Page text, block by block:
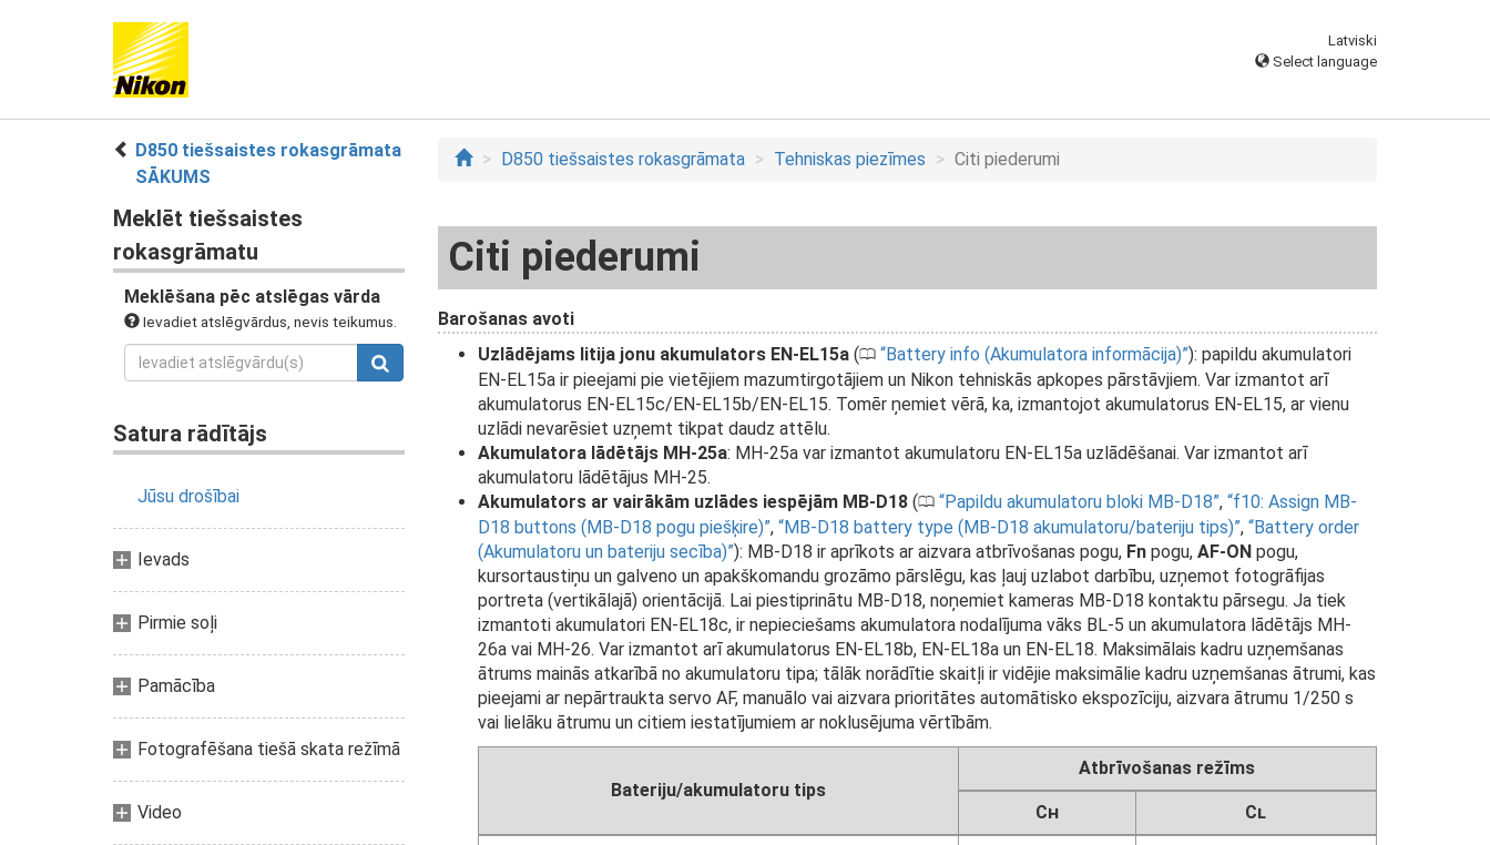
Latviski
Select language
D850 tiešsaistes rokasgrāmata
SĀKUMS
Meklēt tiešsaistes
rokasgrāmatu
Meklēšana pēc atslēgas vārda
Ievadiet atslēgvārdus, nevis teikumus.
Satura rādītājs
Jūsu drošībai
Ievads
Pirmie soļi
Pamācība
Fotografēšana tiešā skata režīmā
Video
D850 tiešsaistes rokasgrāmata Tehniskas piezīmes Citi piederumi
Citi piederumi
Barošanas avoti
Uzlādējams litija jonu akumulators EN-EL15a(0 Battery info (Akumulatora informācija) ): papildu akumulatori
EN-EL15a ir pieejami pie vietējiem mazumtirgotājiem un Nikon tehniskās apkopes pārstāvjiem. Var izmantot arī
akumulatorus EN-EL15c/EN-EL15b/EN-EL15. Tomēr ņemiet vērā, ka, izmantojot akumulatorus EN-EL15, ar vienu
uzlādi nevarēsiet uzņemt tikpat daudz attēlu.
Akumulatora lādētājs MH-25a: MH-25a var izmantot akumulatoru EN-EL15a uzlādēšanai. Var izmantot arī
akumulatoru lādētājus MH-25.
Akumulators ar vairākām uzlādes iespējām MB-D18(0 Papildu akumulatoru bloki MB-D18 , f10: Assign MB-
D18 buttons (MB-D18 pogu piešķire) , MB-D18 battery type (MB-D18 akumulatoru/bateriju tips) , Battery order
(Akumulatoru un bateriju secība) ): MB-D18 ir aprīkots ar aizvara atbrīvošanas pogu, Fnpogu, AF-ONpogu,
kursortaustiņu un galveno un apakškomandu grozāmo pārslēgu, kas ļauj uzlabot darbību, uzņemot fotogrāfijas
portreta (vertikālajā) orientācijā. Lai piestiprinātu MB-D18, noņemiet kameras MB-D18 kontaktu pārsegu. Ja tiek
izmantoti akumulatori EN-EL18c, ir nepieciešams akumulatora nodalījuma vāks BL-5 un akumulatora lādētājs MH-
26a vai MH-26. Var izmantot arī akumulatorus EN-EL18b, EN-EL18a un EN-EL18. Maksimālais kadru uzņemšanas
ātrums mainās atkarībā no akumulatoru tipa; tālāk norādītie skaitļi ir vidējie maksimālie kadru uzņemšanas ātrumi, kas
pieejami ar nepārtraukta servo AF, manuālo vai aizvara prioritātes automātisko ekspozīciju, aizvara ātrumu 1/250 s
vai lielāku ātrumu un citiem iestatījumiem ar noklusējuma vērtībām.
Bateriju/akumulatoru tips
Atbrīvošanas režīms
Ch Cl